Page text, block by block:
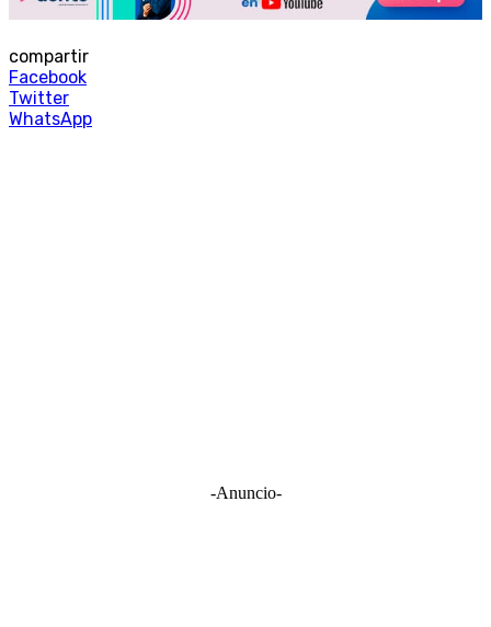
compartir
Facebook
Twitter
WhatsApp
-Anuncio-